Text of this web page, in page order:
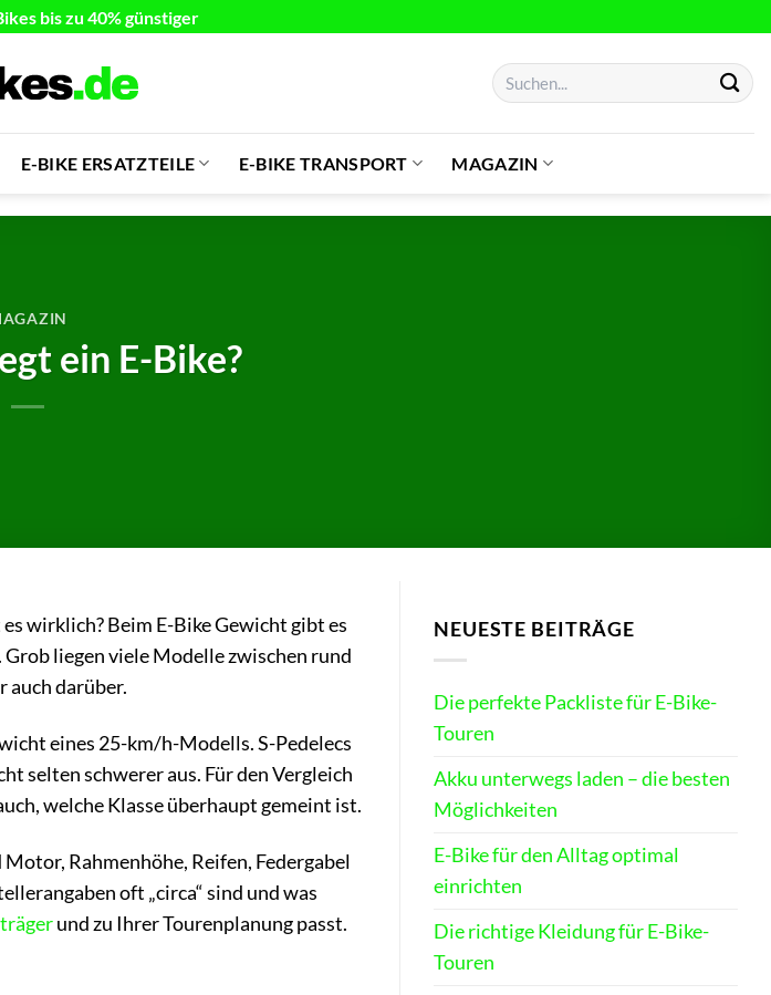
bis zu 40% günstiger
Suchen
nach:
E-BIKE ERSATZTEILE E-BIKE TRANSPORT MAGAZIN
ein E-Bike?
wirklich? Beim E-Bike Gewicht gibt es
liegen viele Modelle zwischen rund
auch darüber.
eines 25-km/h-Modells. S-Pedelecs
selten schwerer aus. Für den Vergleich
welche Klasse überhaupt gemeint ist.
Rahmenhöhe, Reifen, Federgabel
oft „circa“ sind und was
und zu Ihrer Tourenplanung passt.
NEUESTE BEITRÄGE
Die perfekte Packliste für E-Bike-
Touren
Akku unterwegs laden – die besten
Möglichkeiten
E-Bike für den Alltag optimal
einrichten
Die richtige Kleidung für E-Bike-
Touren